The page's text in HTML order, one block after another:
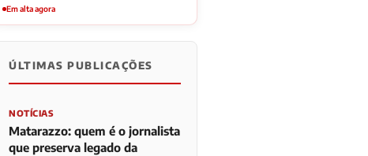
Em alta agora
ÚLTIMAS PUBLICAÇÕES
NOTÍCIAS
Matarazzo: quem é o jornalista
que preserva legado da